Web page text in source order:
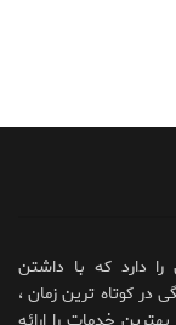
را دارد که با داشتن
در کوتاه ترین زمان ،